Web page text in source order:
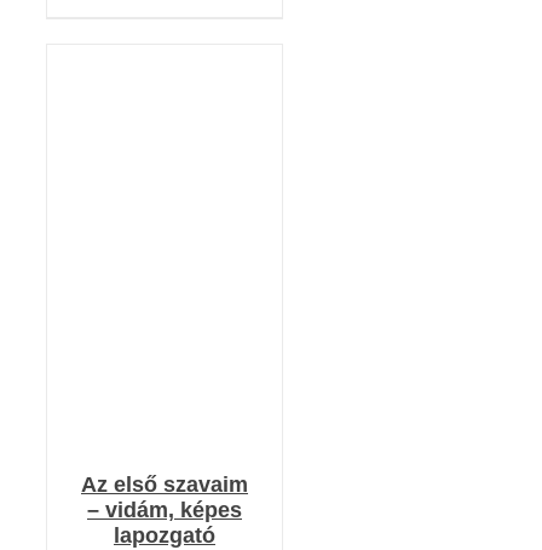
Az első szavaim
– vidám, képes
lapozgató